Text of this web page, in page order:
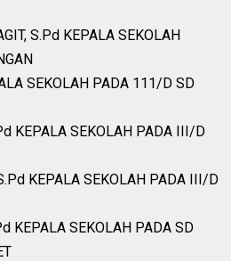
S.Pd KEPALA SEKOLAH
SEKOLAH PADA 111/D SD
KEPALA SEKOLAH PADA III/D
KEPALA SEKOLAH PADA III/D
KEPALA SEKOLAH PADA SD